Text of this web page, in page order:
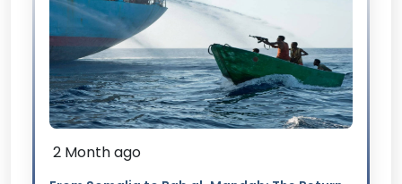
2 Month ago